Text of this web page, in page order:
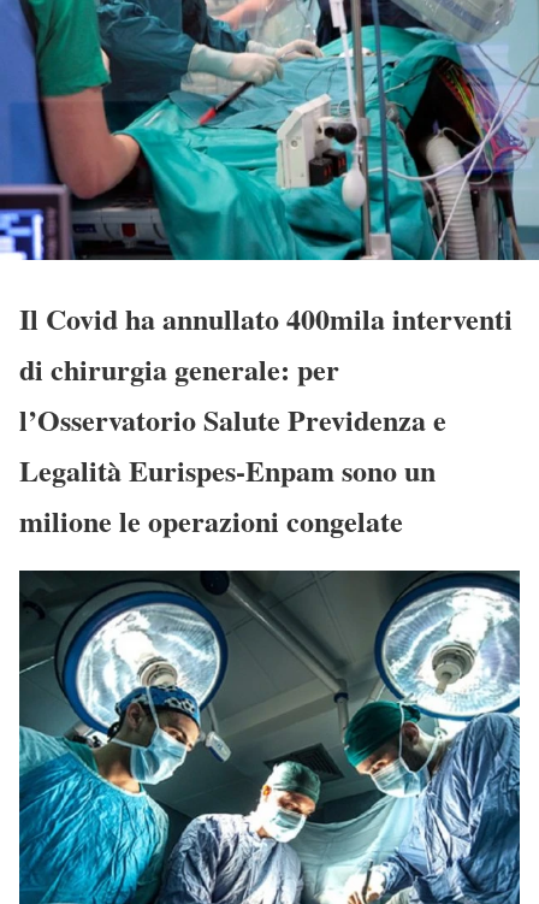
Il Covid ha annullato 400mila interventi
di chirurgia generale: per
l’Osservatorio Salute Previdenza e
Legalità Eurispes-Enpam sono un
milione le operazioni congelate